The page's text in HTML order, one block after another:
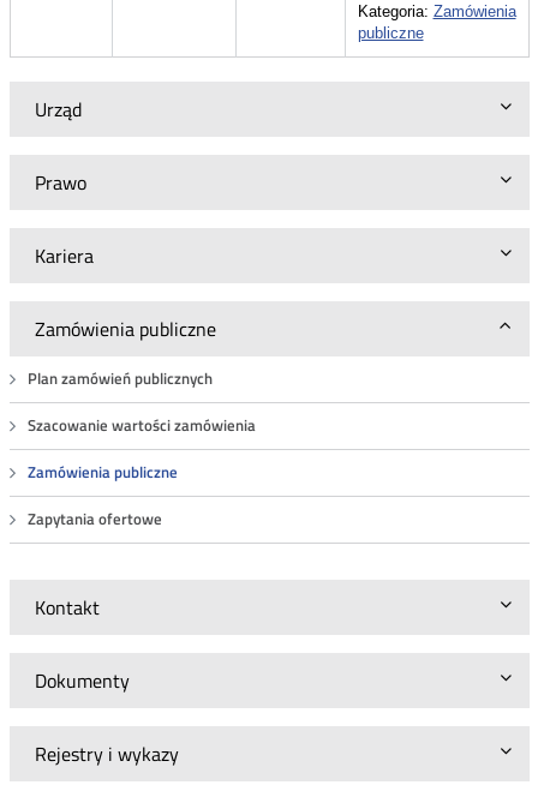
Urząd
Prawo
Kariera
Zamówienia publiczne
Plan zamówień publicznych
Szacowanie wartości zamówienia
Zamówienia publiczne
Zapytania ofertowe
Kontakt
Dokumenty
Rejestry i wykazy
Kategoria: Zamówienia
publiczne